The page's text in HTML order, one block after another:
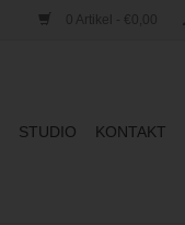
0 Artikel - €0,00
STUDIO KONTAKT